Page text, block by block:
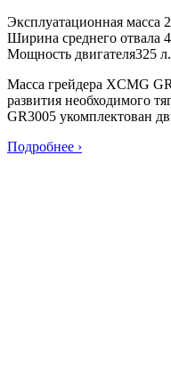
Эксплуатационная масса
Ширина среднего отвала
Мощность двигателя325
Масса грейдера XCMG
развития необходимого
GR3005 укомплектован
Подробнее ›